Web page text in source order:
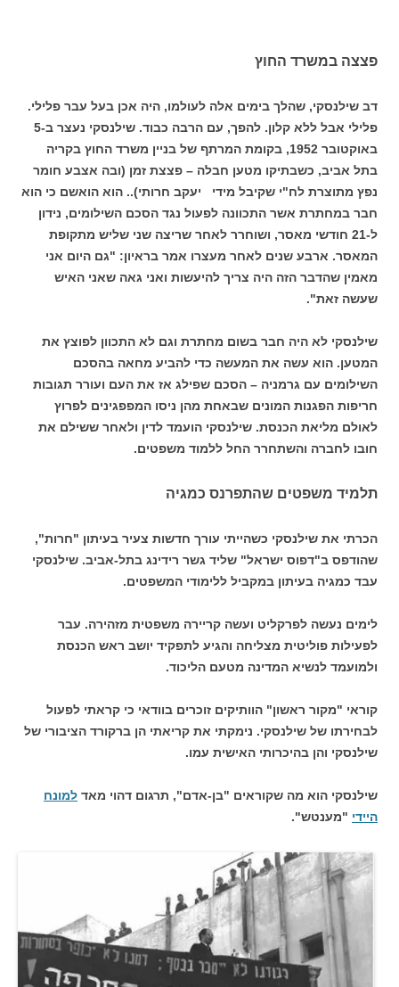
פצצה במשרד החוץ
דב שילנסקי, שהלך בימים אלה לעולמו, היה אכן בעל עבר פלילי.
פלילי אבל ללא קלון. להפך, עם הרבה כבוד. שילנסקי נעצר ב-5
באוקטובר 1952, בקומת המרתף של בניין משרד החוץ בקריה
בתל אביב, כשבתיקו מטען חבלה – פצצת זמן (ובה אצבע חומר
נפץ מתוצרת לח"י שקיבל מידי יעקב חרותי)..‏ הוא הואשם כי הוא
חבר במחתרת אשר התכוונה לפעול נגד הסכם השילומים, נידון
ל-21 חודשי מאסר, ‏ושוחרר לאחר שריצה שני שליש מתקופת
המאסר. ארבע שנים לאחר מעצרו אמר בראיון: "גם היום אני
מאמין שהדבר הזה היה צריך להיעשות ואני גאה שאני האיש
שעשה זאת".‏
שילנסקי לא היה חבר בשום מחתרת וגם לא התכוון לפוצץ את
המטען. הוא עשה את המעשה כדי להביע מחאה בהסכם
השילומים עם גרמניה – הסכם שפילג אז את העם ועורר תגובות
חריפות הפגנות המונים שבאחת מהן ניסו המפפגינים לפרוץ
לאולם מליאת הכנסת. שילנסקי הועמד לדין ולאחר ששילם את
חובו לחברה והשתחרר החל ללמוד משפטים.
תלמיד משפטים שהתפרנס כמגיה
הכרתי את שילנסקי כשהייתי עורך חדשות צעיר בעיתון "חרות",
שהודפס ב"דפוס ישראל" שליד גשר רידינג בתל-אביב. שילנסקי
עבד כמגיה בעיתון במקביל ללימודי המשפטים.
לימים נעשה לפרקליט ועשה קריירה משפטית מזהירה. עבר
לפעילות פוליטית מצליחה והגיע לתפקיד יושב ראש הכנסת
ולמועמד לנשיא המדינה מטעם הליכוד.
קוראי "מקור ראשון" הוותיקים זוכרים בוודאי כי קראתי לפעול
לבחירתו של שילנסקי. נימקתי את קריאתי הן ברקורד הציבורי של
שילנסקי והן בהיכרותי האישית עמו.
שילנסקי הוא מה שקוראים "בן-אדם", תרגום דהוי מאד למונח
היידי "מענטש".